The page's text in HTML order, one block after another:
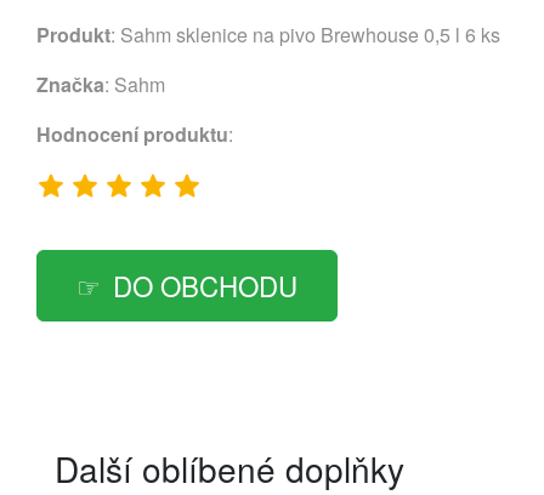
Produkt: Sahm sklenice na pivo Brewhouse 0,5 l 6 ks
Značka: Sahm
Hodnocení produktu:
DO OBCHODU
Další oblíbené doplňky